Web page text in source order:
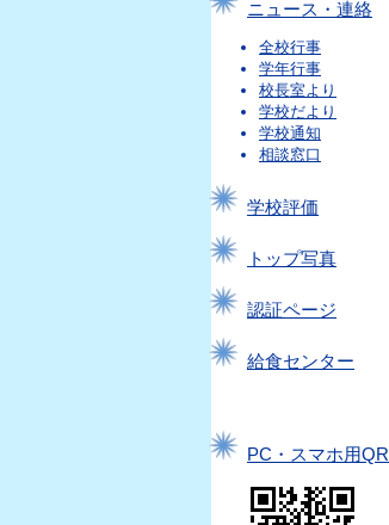
ニュース・連絡
全校行事
学年行事
校長室より
学校だより
学校通知
相談窓口
学校評価
トップ写真
認証ページ
給食センター
PC・スマホ用QR